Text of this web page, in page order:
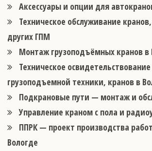
Аксессуары и опции для
Техническое обслуживание
других ГПМ
Монтаж грузоподъёмных кранов в
Техническое освидетельствование
грузоподъемной техники, кранов в
Подкрановые пути — монтаж и
Управление краном с пола и
ППРК — проект производства
Вологде